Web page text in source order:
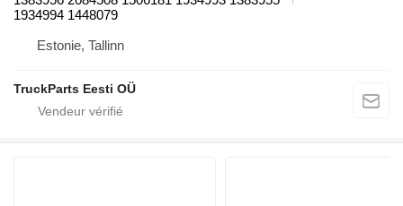
1934994 1448079
Estonie, Tallinn
TruckParts Eesti OÜ